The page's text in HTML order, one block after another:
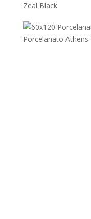
Zeal Black
Porcelanato Athens